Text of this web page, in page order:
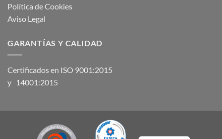
Política de Cookies
Aviso Legal
GARANTÍAS Y CALIDAD
Certificados en ISO 9001:2015
y 14001:2015